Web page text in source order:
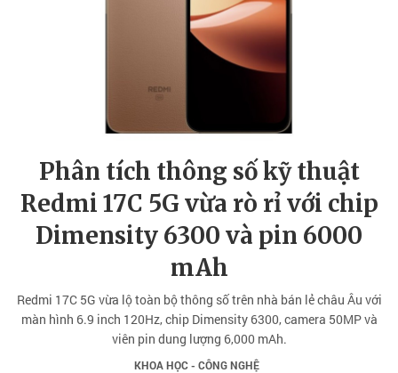
Phân tích thông số kỹ thuật
Redmi 17C 5G vừa rò rỉ với chip
Dimensity 6300 và pin 6000
mAh
Redmi 17C 5G vừa lộ toàn bộ thông số trên nhà bán lẻ châu Âu với
màn hình 6.9 inch 120Hz, chip Dimensity 6300, camera 50MP và
viên pin dung lượng 6,000 mAh.
KHOA HỌC - CÔNG NGHỆ